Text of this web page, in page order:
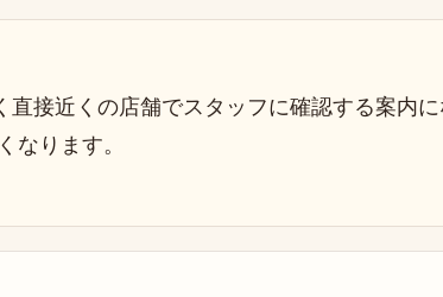
接近くの店舗でスタッフに確認する案内
なります。